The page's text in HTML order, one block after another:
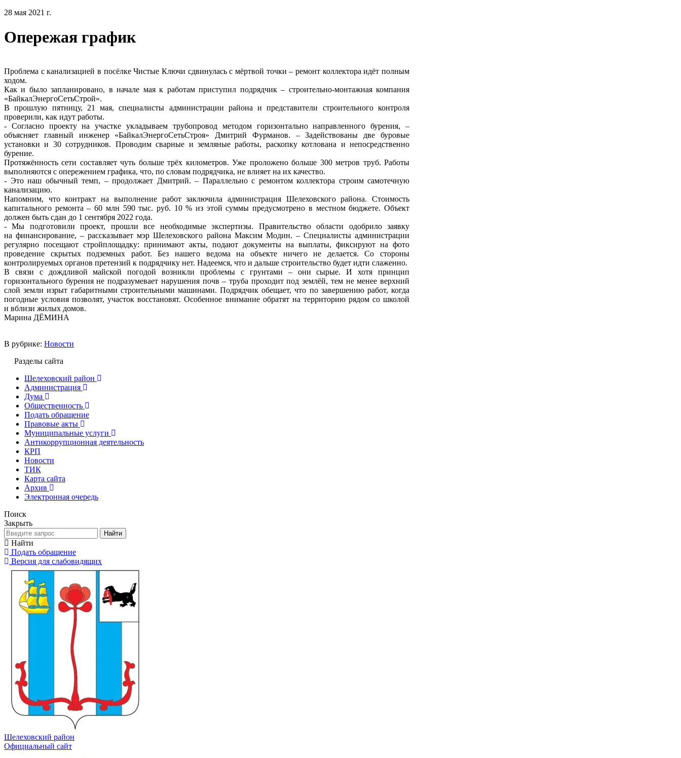
28 мая 2021 г.
Опережая график
Проблема с канализацией в посёлке Чистые Ключи сдвинулась с мёртвой точки – ремонт коллектора идёт полным
ходом.
Как и было запланировано, в начале мая к работам приступил подрядчик – строительно-монтажная компания
«БайкалЭнергоСетьСтрой».
В прошлую пятницу, 21 мая, специалисты администрации района и представители строительного контроля
проверили, как идут работы.
- Согласно проекту на участке укладываем трубопровод методом горизонтально направленного бурения, –
объясняет главный инженер «БайкалЭнергоСетьСтроя» Дмитрий Фурманов. – Задействованы две буровые
установки и 30 сотрудников. Проводим сварные и земляные работы, раскопку котлована и непосредственно
бурение.
Протяжённость сети составляет чуть больше трёх километров. Уже проложено больше 300 метров труб. Работы
выполняются с опережением графика, что, по словам подрядчика, не влияет на их качество.
- Это наш обычный темп, – продолжает Дмитрий. – Параллельно с ремонтом коллектора строим самотечную
канализацию.
Напомним, что контракт на выполнение работ заключила администрация Шелеховского района. Стоимость
капитального ремонта – 60 млн 590 тыс. руб. 10 % из этой суммы предусмотрено в местном бюджете. Объект
должен быть сдан до 1 сентября 2022 года.
- Мы подготовили проект, прошли все необходимые экспертизы. Правительство области одобрило заявку
на финансирование, – рассказывает мэр Шелеховского района Максим Модин. – Специалисты администрации
регулярно посещают стройплощадку: принимают акты, подают документы на выплаты, фиксируют на фото
проведение скрытых подземных работ. Без нашего ведома на объекте ничего не делается. Со стороны
контролируемых органов претензий к подрядчику нет. Надеемся, что и дальше строительство будет идти слаженно.
В связи с дождливой майской погодой возникли проблемы с грунтами – они сырые. И хотя принцип
горизонтального бурения не подразумевает нарушения почв – труба проходит под землёй, тем не менее верхний
слой земли изрыт габаритными строительными машинами. Подрядчик обещает, что по завершению работ, когда
погодные условия позволят, участок восстановят. Особенное внимание обратят на территорию рядом со школой
и вблизи жилых домов.
Марина ДЁМИНА
В рубрике: Новости
Разделы сайта
Шелеховский район
Администрация
Дума
Общественность
Подать обращение
Правовые акты
Муниципальные услуги
Антикоррупционная деятельность
КРП
Новости
ТИК
Карта сайта
Архив
Электронная очередь
Поиск
Закрыть
Найти
Найти
Подать обращение
Версия для слабовидящих
Шелеховский район
Официальный сайт